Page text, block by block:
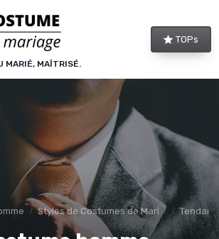
MARIÉ, MAÎTRISÉ.
TOPs
Styles de Costumes de Mariage